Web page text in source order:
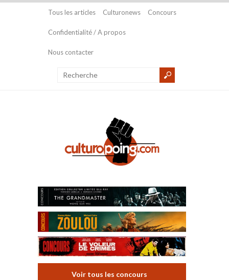
Tous les articles Culturonews Concours
Confidentialité / A propos
Nous contacter
Voir tous les concours